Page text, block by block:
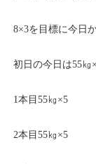
8×3を目標に今日
初日の今日は55㎏
1本目55㎏×5
2本目55㎏×5